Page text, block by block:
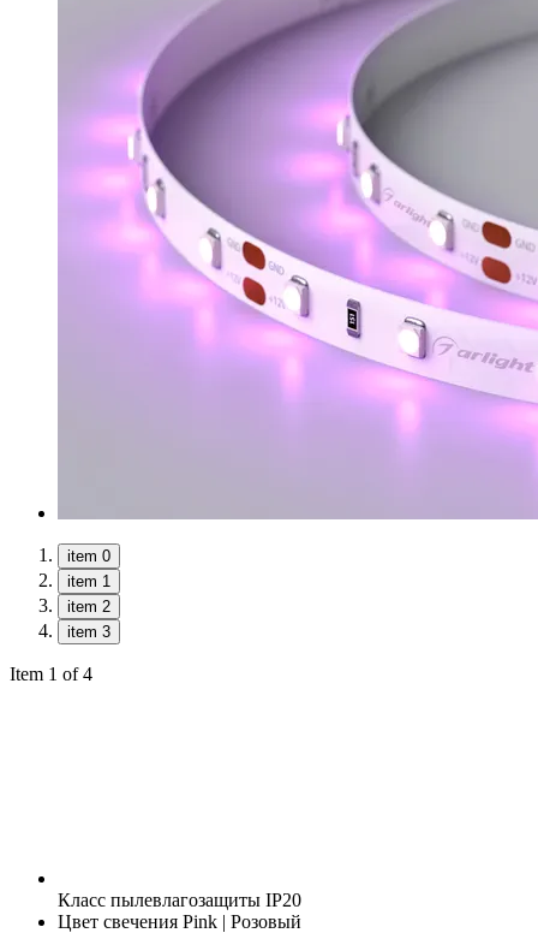
item 0
item 1
item 2
item 3
Item 1 of 4
Класс пылевлагозащиты IP20
Цвет свечения Pink | Розовый